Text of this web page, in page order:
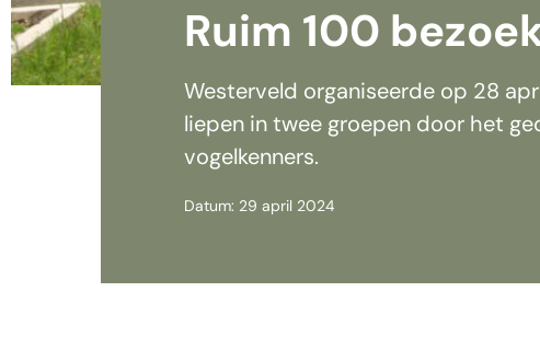
Ruim 100
Westerveld organiseerde op 28
liepen in twee groepen door het
vogelkenners.
Datum: 29 april 2024